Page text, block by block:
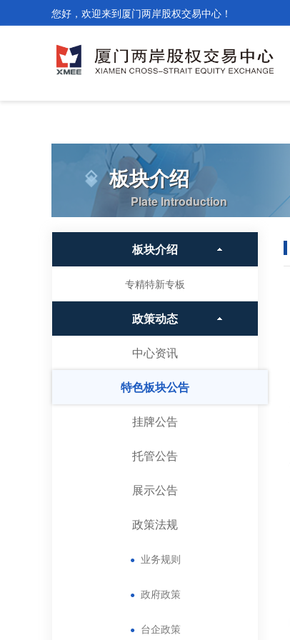
您好，欢迎来到厦门两岸股权交易中心！
板块介绍
Plate Introduction
板块介绍
专精特新专板
政策动态
中心资讯
特色板块公告
挂牌公告
托管公告
展示公告
政策法规
● 业务规则
● 政府政策
● 台企政策